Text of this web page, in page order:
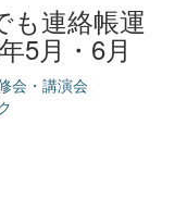
も連絡帳運
5月・6月
会・講演会